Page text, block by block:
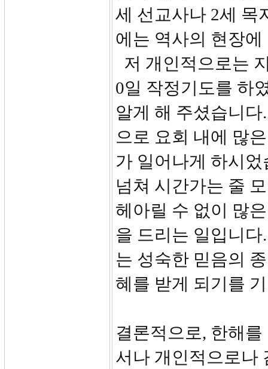
세 선교사나 2세 목
에는 역사의 현장
저 개인적으로는
0일 작정기도를 하
알게 해 주셨습니
으로 요회 내에 많
가 일어나게 하시
넘쳐 시간가는 줄
헤아릴 수 없이 많
을 드리는 일입니
는 성숙한 믿음의
혜를 받게 되기를
결론적으로, 한해
서나 개인적으로나